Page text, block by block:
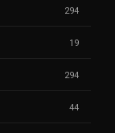
294
19
294
44